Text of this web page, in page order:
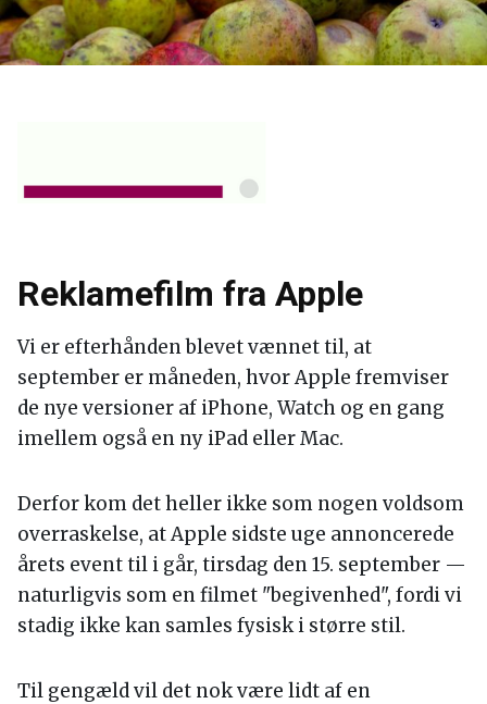
Reklamefilm fra Apple
Vi er efterhånden blevet vænnet til, at
september er måneden, hvor Apple fremviser
de nye versioner af iPhone, Watch og en gang
imellem også en ny iPad eller Mac.
Derfor kom det heller ikke som nogen voldsom
overraskelse, at Apple sidste uge annoncerede
årets event til i går, tirsdag den 15. september —
naturligvis som en filmet "begivenhed", fordi vi
stadig ikke kan samles fysisk i større stil.
Til gengæld vil det nok være lidt af en